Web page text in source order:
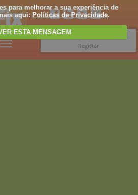
para melhorar a sua experiência de
aqui: Políticas de Privacidade.
ESTA MENSAGEM
Registar